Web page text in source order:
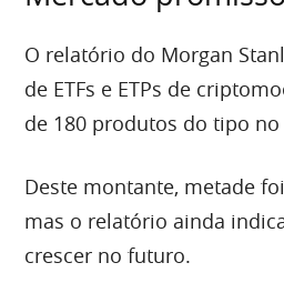
O relatório do Morgan
de ETFs e ETPs de
de 180 produtos do tipo
Deste montante, metade
mas o relatório ainda
crescer no futuro.